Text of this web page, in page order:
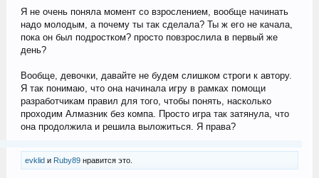
Я не очень поняла момент со взрослением, вообще начинать
надо молодым, а почему ты так сделала? Ты ж его не качала,
пока он был подростком? просто повзрослила в первый же
день?
Вообще, девочки, давайте не будем слишком строги к автору.
Я так понимаю, что она начинала игру в рамках помощи
разработчикам правил для того, чтобы понять, насколько
проходим Алмазник без компа. Просто игра так затянула, что
она продолжила и решила выложиться. Я права?
evklidи Ruby89нравится это.